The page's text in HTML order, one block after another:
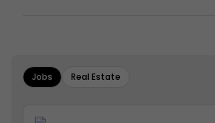
Jobs Real Estate